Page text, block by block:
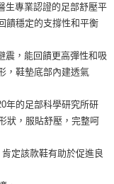
用戶狀況，依本公司即
，本公司將視審查結果
發現惡意使用之情形，
並採取法律行動。
生專業認證的足部舒壓平
饋穩定的支撐性和平衡
震，能回饋更高彈性和吸
，鞋墊底部內建透氣
年的足部科學研究所研
狀，服貼舒壓，完整呵
定該款鞋有助於促進良